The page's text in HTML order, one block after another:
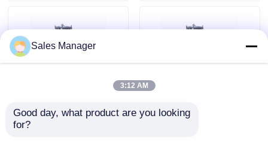
উদ্ধৃতির জন্য আবেদন
স্বয়ংক্রিয় ঠোঁট গ্লস ফিলিং মেশিন
মাস্কারা এবং লিপগ্লাস
Sales Manager
3:12 AM
Good day, what product are you looking
for?